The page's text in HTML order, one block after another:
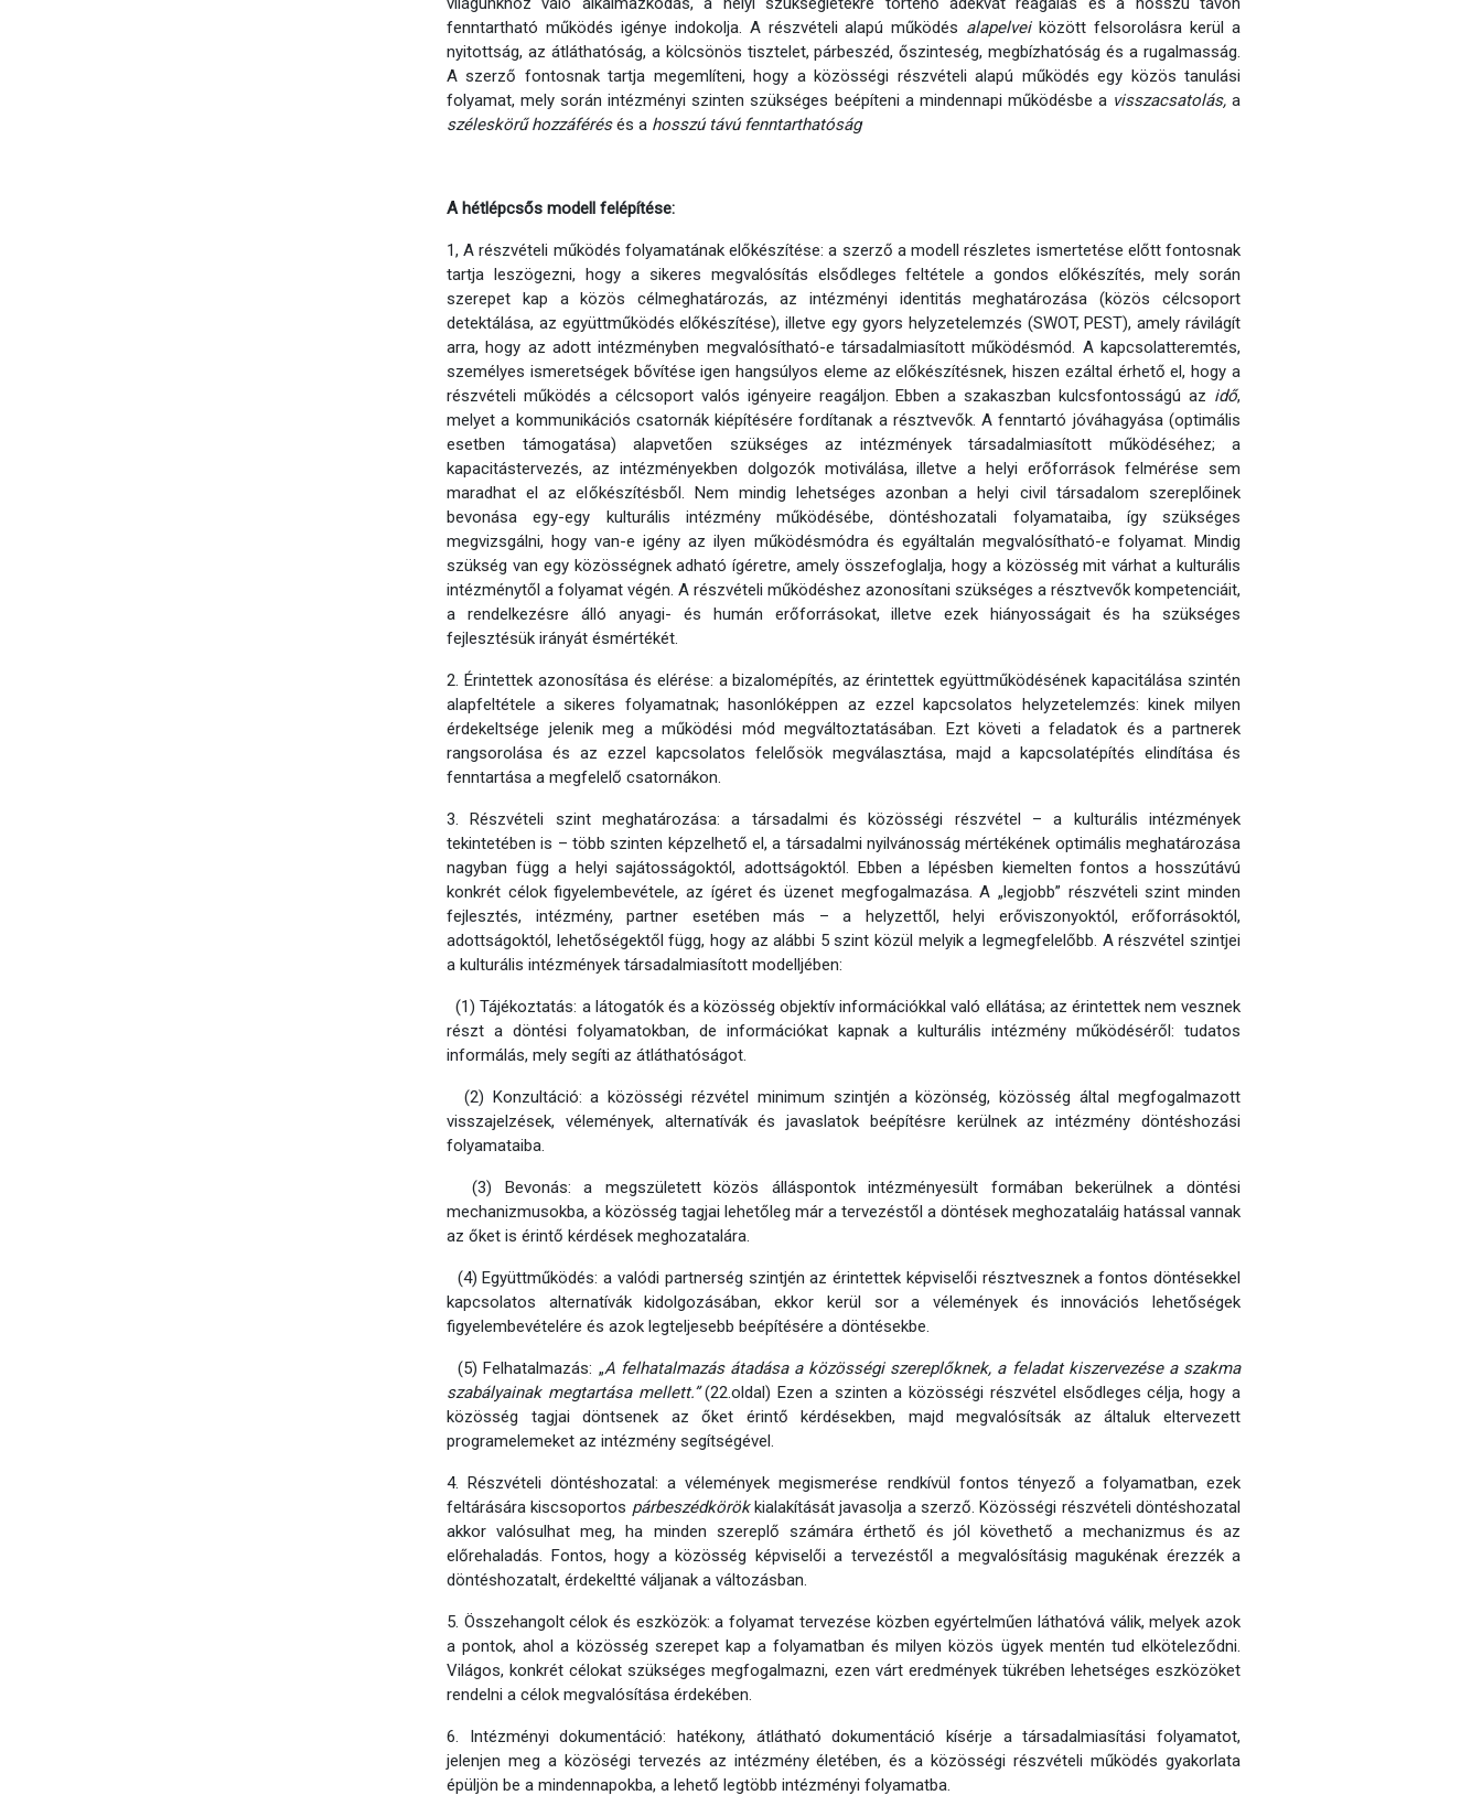
fenntartható működés igénye indokolja. A részvételi alapú működés alapelveiközött felsorolásra kerül a
nyitottság, az átláthatóság, a kölcsönös tisztelet, párbeszéd, őszinteség, megbízhatóság és a rugalmasság.
A szerző fontosnak tartja megemlíteni, hogy a közösségi részvételi alapú működés egy közös tanulási
folyamat, mely során intézményi szinten szükséges beépíteni a mindennapi működésbe a visszacsatolás,a
széleskörű hozzáférésés a hosszú távú fenntarthatóság
A hétlépcsős modell felépítése:
1, A részvételi működés folyamatának előkészítése: a szerző a modell részletes ismertetése előtt fontosnak
tartja leszögezni, hogy a sikeres megvalósítás elsődleges feltétele a gondos előkészítés, mely során
szerepet kap a közös célmeghatározás, az intézményi identitás meghatározása (közös célcsoport
detektálása, az együttműködés előkészítése), illetve egy gyors helyzetelemzés (SWOT, PEST), amely rávilágít
arra, hogy az adott intézményben megvalósítható-e társadalmiasított működésmód. A kapcsolatteremtés,
személyes ismeretségek bővítése igen hangsúlyos eleme az előkészítésnek, hiszen ezáltal érhető el, hogy a
részvételi működés a célcsoport valós igényeire reagáljon. Ebben a szakaszban kulcsfontosságú az idő,
melyet a kommunikációs csatornák kiépítésére fordítanak a résztvevők. A fenntartó jóváhagyása (optimális
esetben támogatása) alapvetően szükséges az intézmények társadalmiasított működéséhez; a
kapacitástervezés, az intézményekben dolgozók motiválása, illetve a helyi erőforrások felmérése sem
maradhat el az előkészítésből. Nem mindig lehetséges azonban a helyi civil társadalom szereplőinek
bevonása egy-egy kulturális intézmény működésébe, döntéshozatali folyamataiba, így szükséges
megvizsgálni, hogy van-e igény az ilyen működésmódra és egyáltalán megvalósítható-e folyamat. Mindig
szükség van egy közösségnek adható ígéretre, amely összefoglalja, hogy a közösség mit várhat a kulturális
intézménytől a folyamat végén. A részvételi működéshez azonosítani szükséges a résztvevők kompetenciáit,
a rendelkezésre álló anyagi- és humán erőforrásokat, illetve ezek hiányosságait és ha szükséges
fejlesztésük irányát ésmértékét.
2. Érintettek azonosítása és elérése: a bizalomépítés, az érintettek együttműködésének kapacitálása szintén
alapfeltétele a sikeres folyamatnak; hasonlóképpen az ezzel kapcsolatos helyzetelemzés: kinek milyen
érdekeltsége jelenik meg a működési mód megváltoztatásában. Ezt követi a feladatok és a partnerek
rangsorolása és az ezzel kapcsolatos felelősök megválasztása, majd a kapcsolatépítés elindítása és
fenntartása a megfelelő csatornákon.
3. Részvételi szint meghatározása: a társadalmi és közösségi részvétel – a kulturális intézmények
tekintetében is – több szinten képzelhető el, a társadalmi nyilvánosság mértékének optimális meghatározása
nagyban függ a helyi sajátosságoktól, adottságoktól. Ebben a lépésben kiemelten fontos a hosszútávú
konkrét célok figyelembevétele, az ígéret és üzenet megfogalmazása. A „legjobb” részvételi szint minden
fejlesztés, intézmény, partner esetében más – a helyzettől, helyi erőviszonyoktól, erőforrásoktól,
adottságoktól, lehetőségektől függ, hogy az alábbi 5 szint közül melyik a legmegfelelőbb. A részvétel szintjei
a kulturális intézmények társadalmiasított modelljében:
(1) Tájékoztatás: a látogatók és a közösség objektív információkkal való ellátása; az érintettek nem vesznek
részt a döntési folyamatokban, de információkat kapnak a kulturális intézmény működéséről: tudatos
informálás, mely segíti az átláthatóságot.
(2) Konzultáció: a közösségi rézvétel minimum szintjén a közönség, közösség által megfogalmazott
visszajelzések, vélemények, alternatívák és javaslatok beépítésre kerülnek az intézmény döntéshozási
folyamataiba.
(3) Bevonás: a megszületett közös álláspontok intézményesült formában bekerülnek a döntési
mechanizmusokba, a közösség tagjai lehetőleg már a tervezéstől a döntések meghozataláig hatással vannak
az őket is érintő kérdések meghozatalára.
(4) Együttműködés: a valódi partnerség szintjén az érintettek képviselői résztvesznek a fontos döntésekkel
kapcsolatos alternatívák kidolgozásában, ekkor kerül sor a vélemények és innovációs lehetőségek
figyelembevételére és azok legteljesebb beépítésére a döntésekbe.
(5) Felhatalmazás: „A felhatalmazás átadása a közösségi szereplőknek, a feladat kiszervezése a szakma
szabályainak megtartása mellett.”(22.oldal) Ezen a szinten a közösségi részvétel elsődleges célja, hogy a
közösség tagjai döntsenek az őket érintő kérdésekben, majd megvalósítsák az általuk eltervezett
programelemeket az intézmény segítségével.
4. Részvételi döntéshozatal: a vélemények megismerése rendkívül fontos tényező a folyamatban, ezek
feltárására kiscsoportos párbeszédkörökkialakítását javasolja a szerző. Közösségi részvételi döntéshozatal
akkor valósulhat meg, ha minden szereplő számára érthető és jól követhető a mechanizmus és az
előrehaladás. Fontos, hogy a közösség képviselői a tervezéstől a megvalósításig magukénak érezzék a
döntéshozatalt, érdekeltté váljanak a változásban.
5. Összehangolt célok és eszközök: a folyamat tervezése közben egyértelműen láthatóvá válik, melyek azok
a pontok, ahol a közösség szerepet kap a folyamatban és milyen közös ügyek mentén tud elköteleződni.
Világos, konkrét célokat szükséges megfogalmazni, ezen várt eredmények tükrében lehetséges eszközöket
rendelni a célok megvalósítása érdekében.
6. Intézményi dokumentáció: hatékony, átlátható dokumentáció kísérje a társadalmiasítási folyamatot,
jelenjen meg a közöségi tervezés az intézmény életében, és a közösségi részvételi működés gyakorlata
épüljön be a mindennapokba, a lehető legtöbb intézményi folyamatba.